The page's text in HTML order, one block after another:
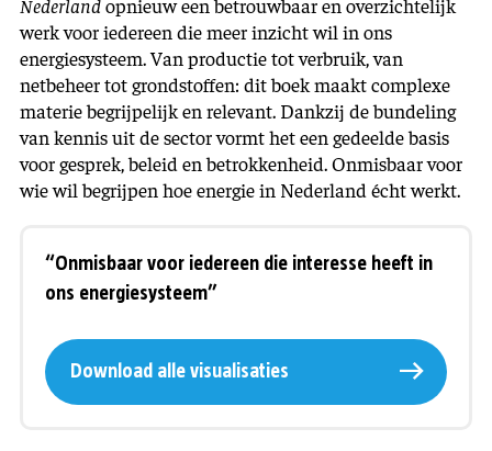
werk voor iedereen die meer inzicht wil in ons
energiesysteem. Van productie tot verbruik, van
netbeheer tot grondstoffen: dit boek maakt complexe
materie begrijpelijk en relevant. Dankzij de bundeling
van kennis uit de sector vormt het een gedeelde basis
voor gesprek, beleid en betrokkenheid. Onmisbaar voor
wie wil begrijpen hoe energie in Nederland écht werkt.
“Onmisbaar voor iedereen die interesse heeft in
ons energiesysteem”
Download alle visualisaties